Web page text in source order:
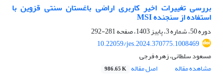
بررسی تغییرات اخیر کاربری اراضی باغستان سنتی قزوین با
استفاده از سنجنده MSI
دوره 50، شماره 3، پاییز 1403، صفحه
281-292
10.22059/jes.2024.370775.1008469
مسعود سلطانی، زهره فرجی
مشاهده مقاله
اصل مقاله 986.65 K